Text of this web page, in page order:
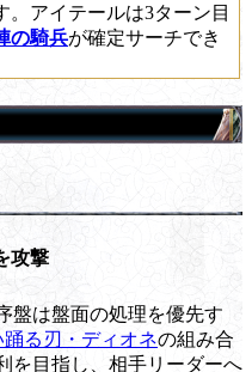
。アイテールは3ターン目
の騎兵が確定サーチでき
攻撃
盤は盤面の処理を優先す
踊る刃・ディオネの組み合
を目指し、相手リーダーへ